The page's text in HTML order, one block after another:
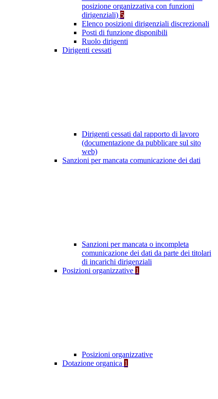
posizione organizzativa con funzioni
dirigenziali) 5
Elenco posizioni dirigenziali discrezionali
Posti di funzione disponibili
Ruolo dirigenti
Dirigenti cessati
Dirigenti cessati dal rapporto di lavoro
(documentazione da pubblicare sul sito
web)
Sanzioni per mancata comunicazione dei dati
Sanzioni per mancata o incompleta
comunicazione dei dati da parte dei titolari
di incarichi dirigenziali
Posizioni organizzative 1
Posizioni organizzative
Dotazione organica 1